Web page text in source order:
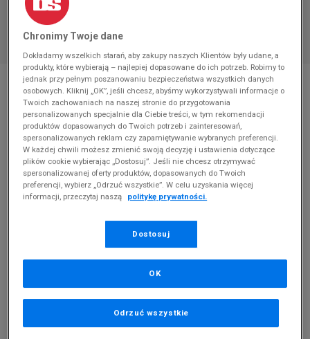
* Zdjęcie poglądowe
TIMBERLAND 6 IN PREMIUM FUR/WARM LIN
Produkt pochodzi z końcówek aktualnych kolekcji, ubiegłych
sezonów lub z ekspozycji.
Szczegóły.
zł cena rekomendowana przez producenta
639,99 zł
PRODUKT NIEDOSTĘPNY
Chronimy Twoje dane
Dokładamy wszelkich starań, aby zakupy naszych Klientów były udane, a
produkty, które wybierają – najlepiej dopasowane do ich potrzeb. Robimy to
jednak przy pełnym poszanowaniu bezpieczeństwa wszystkich danych
osobowych. Kliknij „OK”, jeśli chcesz, abyśmy wykorzystywali informacje o
Twoich zachowaniach na naszej stronie do przygotowania
personalizowanych specjalnie dla Ciebie treści, w tym rekomendacji
produktów dopasowanych do Twoich potrzeb i zainteresowań,
spersonalizowanych reklam czy zapamiętywanie wybranych preferencji.
W każdej chwili możesz zmienić swoją decyzję i ustawienia dotyczące
plików cookie wybierając „Dostosuj”. Jeśli nie chcesz otrzymywać
spersonalizowanej oferty produktów, dopasowanych do Twoich
preferencji, wybierz „Odrzuć wszystkie”. W celu uzyskania więcej
informacji, przeczytaj naszą
politykę prywatności.
Dostosuj
Odrzuć wszystkie
OK